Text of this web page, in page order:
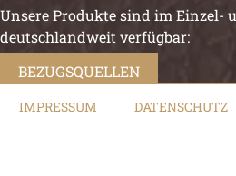
Unsere Produkte sind im Einzel-
deutschlandweit verfügbar:
BEZUGSQUELLEN
IMPRESSUM DATENSCHUTZ